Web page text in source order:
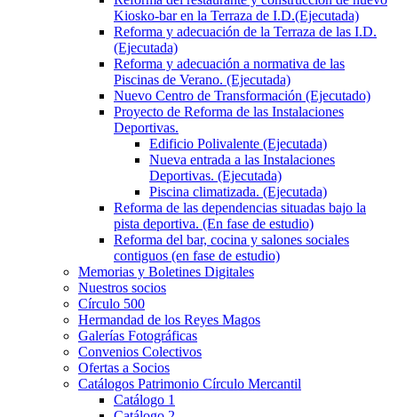
Kiosko-bar en la Terraza de I.D.(Ejecutada)
Reforma y adecuación de la Terraza de las I.D.
(Ejecutada)
Reforma y adecuación a normativa de las
Piscinas de Verano. (Ejecutada)
Nuevo Centro de Transformación (Ejecutado)
Proyecto de Reforma de las Instalaciones
Deportivas.
Edificio Polivalente (Ejecutada)
Nueva entrada a las Instalaciones
Deportivas. (Ejecutada)
Piscina climatizada. (Ejecutada)
Reforma de las dependencias situadas bajo la
pista deportiva. (En fase de estudio)
Reforma del bar, cocina y salones sociales
contiguos (en fase de estudio)
Memorias y Boletines Digitales
Nuestros socios
Círculo 500
Hermandad de los Reyes Magos
Galerías Fotográficas
Convenios Colectivos
Ofertas a Socios
Catálogos Patrimonio Círculo Mercantil
Catálogo 1